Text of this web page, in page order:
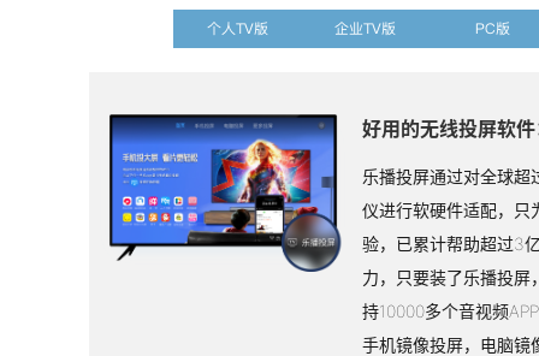
个人TV版 企业TV版 PC版
好用的无线投屏软
乐播投屏通过对全球超
仪进行软硬件适配，只
验，已累计帮助超过3
力，只要装了乐播投屏
持10000多个音视频
手机镜像投屏，电脑镜